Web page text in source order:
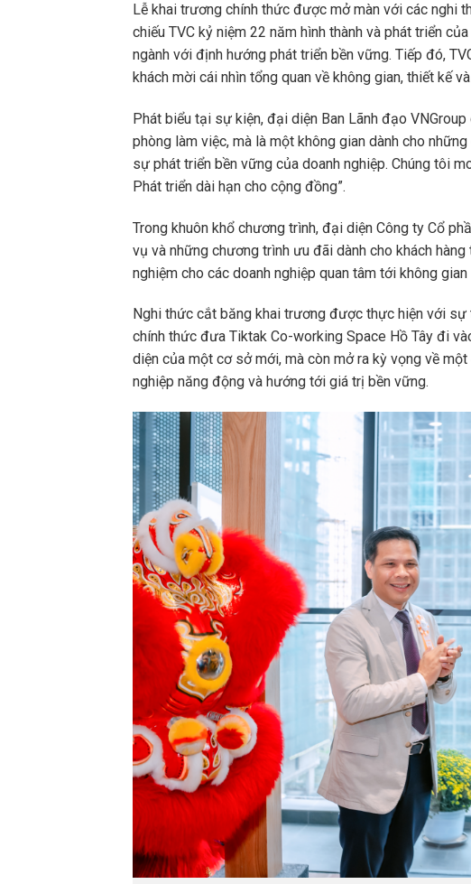
Lễ khai trương chính thức được mở màn với các nghi
chiếu TVC kỷ niệm 22 năm hình thành và phát triển
ngành với định hướng phát triển bền vững. Tiếp đó,
khách mời cái nhìn tổng quan về không gian, thiết kế
Phát biểu tại sự kiện, đại diện Ban Lãnh đạo
phòng làm việc, mà là một không gian dành cho
sự phát triển bền vững của doanh nghiệp. Chúng tôi
Phát triển dài hạn cho cộng đồng”.
Trong khuôn khổ chương trình, đại diện Công ty Cổ
vụ và những chương trình ưu đãi dành cho khách
nghiệm cho các doanh nghiệp quan tâm tới không
Nghi thức cắt băng khai trương được thực hiện với
chính thức đưa Tiktak Co-working Space Hồ Tây đi
diện của một cơ sở mới, mà còn mở ra kỳ vọng về
nghiệp năng động và hướng tới giá trị bền vững.